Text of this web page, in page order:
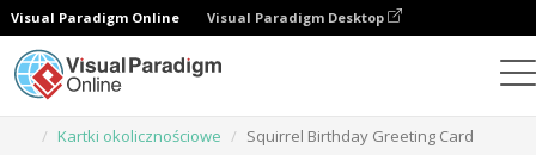
Visual Paradigm Online Visual Paradigm Desktop
Kartki okolicznościowe
Squirrel Birthday Greeting Card